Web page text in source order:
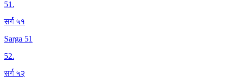
51.
सर्ग ५१
Sarga 51
52.
सर्ग ५२